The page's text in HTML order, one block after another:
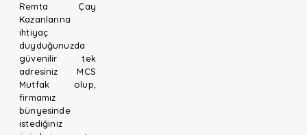
Remta Çay
Kazanlarına
ihtiyaç
duyduğunuzda
güvenilir tek
adresiniz MCS
Mutfak olup,
firmamız
bünyesinde
istediğiniz